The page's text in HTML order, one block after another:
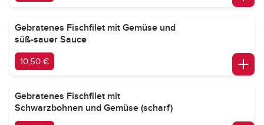
Gebratenes Fischfilet mit Gemüse und
süß-sauer Sauce
10,50 €
Gebratenes Fischfilet mit
Schwarzbohnen und Gemüse (scharf)